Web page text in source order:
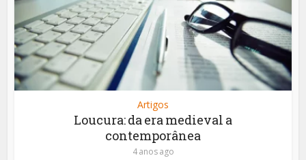
Artigos
Loucura: da era medieval a
contemporânea
4 anos ago